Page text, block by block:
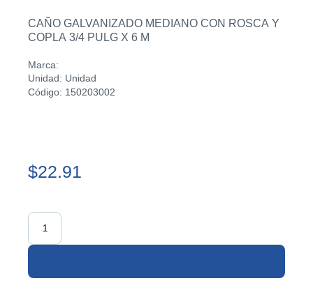
CAÑO GALVANIZADO MEDIANO CON ROSCA Y
COPLA 3/4 PULG X 6 M
Marca:
Unidad: Unidad
Código: 150203002
$22.91